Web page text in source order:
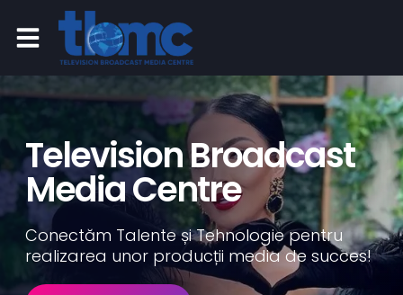
Television Broadcast
Media Centre
Conectăm Talente și Tehnologie pentru
realizarea unor producții media de succes!